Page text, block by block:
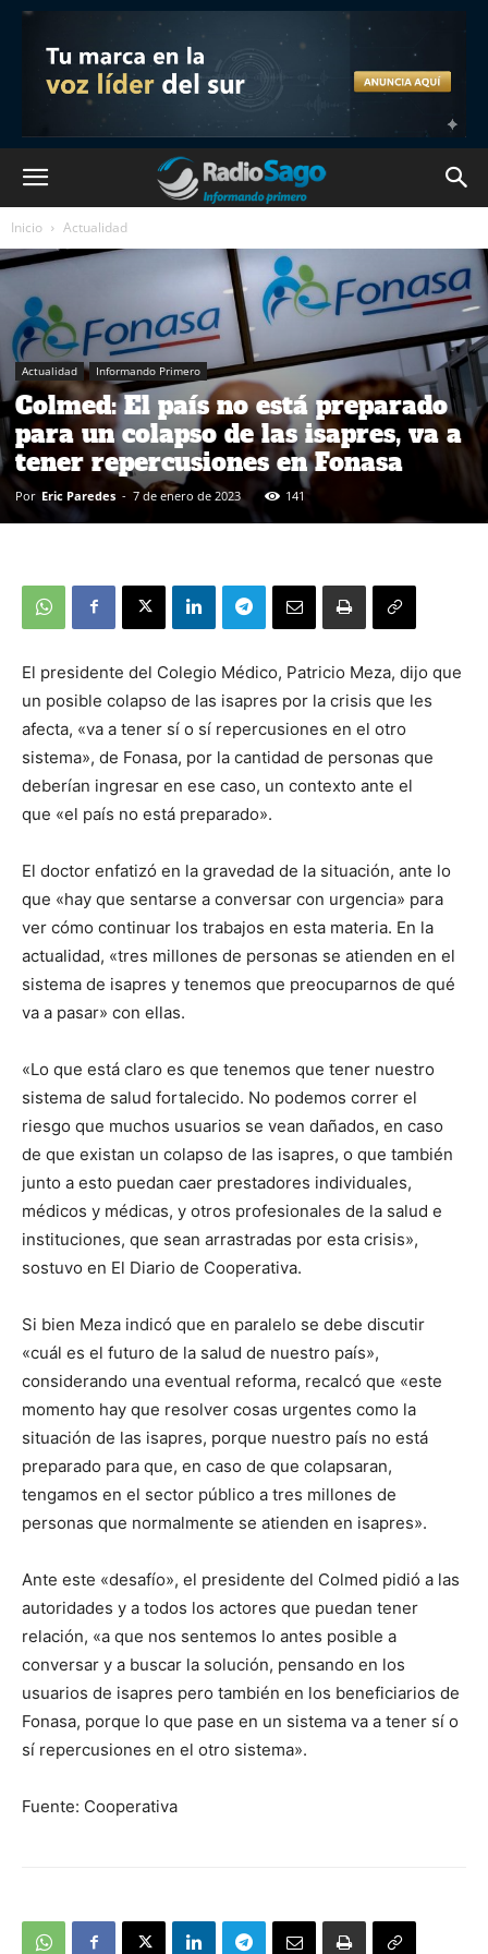
Inicio Actualidad
Actualidad Informando Primero
Colmed: El país no está preparado
para un colapso de las isapres, va a
tener repercusiones en Fonasa
Por Eric Paredes - 7 de enero de 2023 141
El presidente del Colegio Médico, Patricio Meza, dijo que
un posible colapso de las isapres por la crisis que les
afecta, «va a tener sí o sí repercusiones en el otro
sistema», de Fonasa, por la cantidad de personas que
deberían ingresar en ese caso, un contexto ante el
que «el país no está preparado».
El doctor enfatizó en la gravedad de la situación, ante lo
que «hay que sentarse a conversar con urgencia» para
ver cómo continuar los trabajos en esta materia. En la
actualidad, «tres millones de personas se atienden en el
sistema de isapres y tenemos que preocuparnos de qué
va a pasar» con ellas.
«Lo que está claro es que tenemos que tener nuestro
sistema de salud fortalecido. No podemos correr el
riesgo que muchos usuarios se vean dañados, en caso
de que existan un colapso de las isapres, o que también
junto a esto puedan caer prestadores individuales,
médicos y médicas, y otros profesionales de la salud e
instituciones, que sean arrastradas por esta crisis»,
sostuvo en El Diario de Cooperativa.
Si bien Meza indicó que en paralelo se debe discutir
«cuál es el futuro de la salud de nuestro país»,
considerando una eventual reforma, recalcó que «este
momento hay que resolver cosas urgentes como la
situación de las isapres, porque nuestro país no está
preparado para que, en caso de que colapsaran,
tengamos en el sector público a tres millones de
personas que normalmente se atienden en isapres».
Ante este «desafío», el presidente del Colmed pidió a las
autoridades y a todos los actores que puedan tener
relación, «a que nos sentemos lo antes posible a
conversar y a buscar la solución, pensando en los
usuarios de isapres pero también en los beneficiarios de
Fonasa, porque lo que pase en un sistema va a tener sí o
sí repercusiones en el otro sistema».
Fuente: Cooperativa